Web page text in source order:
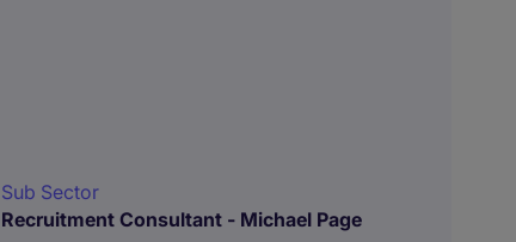
Sub Sector
Recruitment Consultant - Michael Page